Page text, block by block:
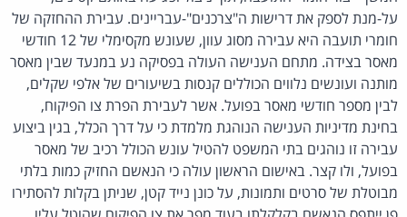
על-מנת לספק את דרישות ה"צרכנים"-עבריינים. עבירת ההחזקה של
חומרי תועבה היא עבירה מסוג עוון, שעונש מקסימלי של 12 חודשי
מאסר בצידה. מתחם הענישה העולה בפסיקה נע במנעד שבין מאסר
מותנה ועונשים נלווים הכוללים קנסות בשיעורים של אלפי שקלים,
לבין מספר חודשי מאסר בפועל. אשר לעבירת הפרת צו הפיקוח,
בחינת מדיניות הענישה הנוהגת מלמדת כי על דרך הכלל, בגין ביצוע
עבירה זו נוהגים בתי המשפט להטיל עונש הכולל רכיב של מאסר
בפועל, ולו קצר. באישום הראשון עולה כי הנאשם החזיק כמות בלתי
מבוטלת של סרטים ותמונות, על כונן נייד קטן, שניתן בקלות להסתירו